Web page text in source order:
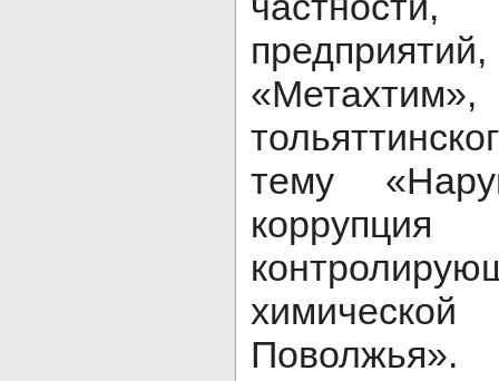
тему
Поволжья».